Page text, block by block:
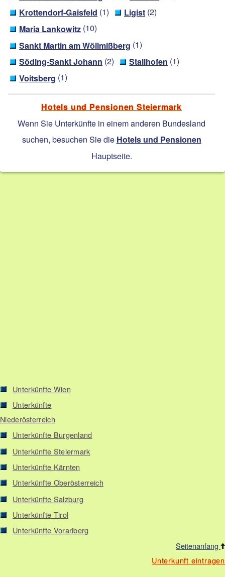
Krottendorf-Gaisfeld (1) Ligist (2)
Maria Lankowitz (10)
Sankt Martin am Wöllmißberg (1)
Söding-Sankt Johann (2) Stallhofen (1)
Voitsberg (1)
Hotels und Pensionen Steiermark
Wenn Sie Unterkünfte in einem anderen Bundesland
suchen, besuchen Sie die Hotels und Pensionen
Hauptseite.
Unterkünfte Wien
Unterkünfte
Niederösterreich
Unterkünfte Burgenland
Unterkünfte Steiermark
Unterkünfte Kärnten
Unterkünfte Oberösterreich
Unterkünfte Salzburg
Unterkünfte Tirol
Unterkünfte Vorarlberg
Seitenanfang
Unterkunft eintragen